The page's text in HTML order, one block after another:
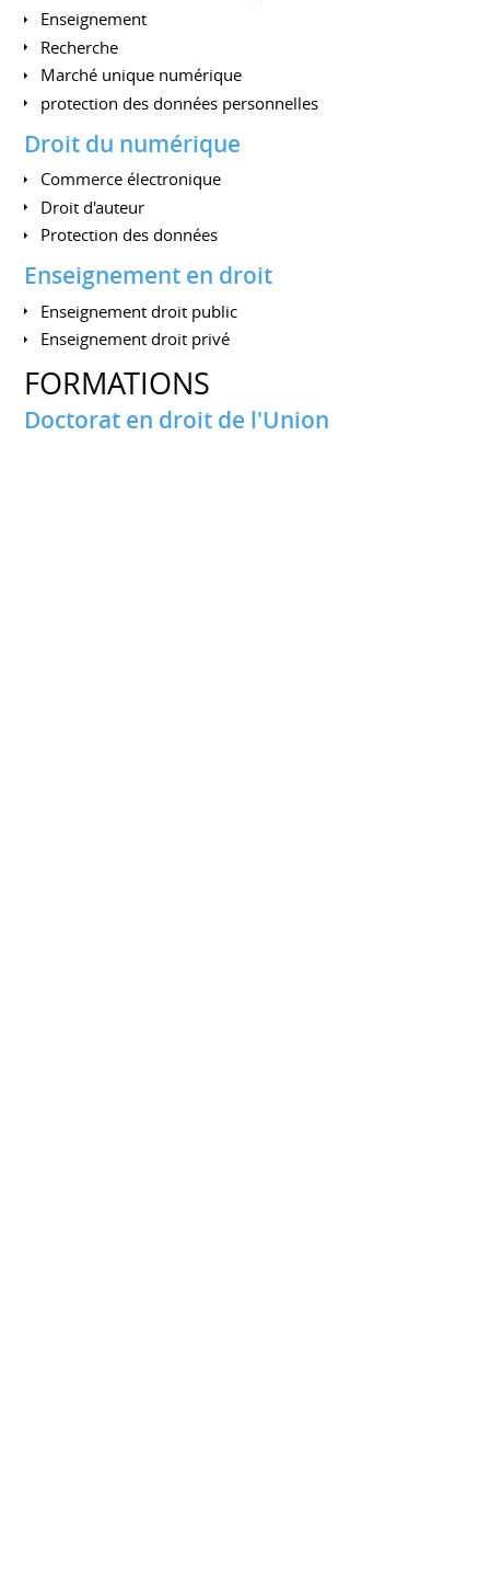
Enseignement
Recherche
Marché unique numérique
protection des données personnelles
Droit du numérique
Commerce électronique
Droit d'auteur
Protection des données
Enseignement en droit
Enseignement droit public
Enseignement droit privé
FORMATIONS
Doctorat en droit de l'Union